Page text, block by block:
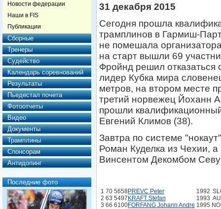
Новости федерации
Наши в FIS
Публикации
Сборные
Тренеры
Судейство
Календарь соревнований
Результаты
Пьедестал почета
Фотоотчеты
Видео
Документы
Трамплины
Спонсорам
Антидопинг
Последние фото
31 декабря 2015
Сегодня прошла
трамплинов в Гармиш-
не помешала
на старт вышли 69
Фройнд решил отказаться
лидер Кубка мира
метров, на втором месте
третий норвежец Йоханн
прошли
Евгений Климов (38).
Завтра по системе
Роман Куделка из Чехии,
Винсентом Декомбом
1 70 5658PREVC Peter 1992
2 63 5497 KRAFT Stefan 1993
3 66 6100FORFANG Johann Andre 1995